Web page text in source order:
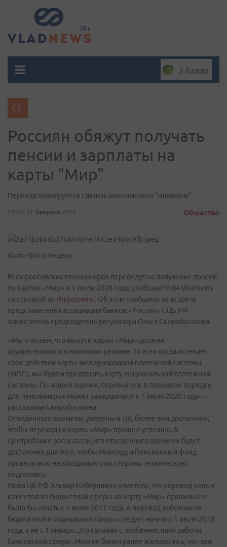
3 балла
Россиян обяжут получать
пенсии и зарплаты на
карты "Мир"
Переход планируется сделать максимально "плавным"
21:04, 12 февраля 2017 Общество
Фото: Фото: Яндекс
Всех российских пенсионеров переведут на получение понсий
по картам «Мир» к 1 июля 2020 года, сообщает РИА VladNews
со ссылкой на Информинг. Об этом сообщила на встрече
представителей ассоциации банков «Россия» с ЦБ РФ
заместитель председателя регулятора Ольга Скоробогатова.
«Мы считаем, что выпуск карты «Мир» должен
осуществляться в плановом режиме. То есть когда истекает
срок действия карты международной платежной системы
(МПС), мы будем предлагать карту Национальной платежной
системы. По нашей оценке, перевыпуск в плановом порядке
для пенсионеров может завершиться к 1 июля 2020 года», -
рассказала Скоробогатова.
Отведенного времени, уверены в ЦБ, более чем достаточно,
чтобы переход на карты «Мир» прошел успешно. В
Центробанке рассказали, что отведенного времени будет
достаточно для того, чтобы Минтруд и Пенсионный фонд
провели всю необходимую с их стороны техническую
подготовку.
Глава ЦБ РФ Эльвир Набиуллина отметила, что перевод новых
клиентов из бюджетной сферы на карту «Мир» правильнее
было бы начать с 1 июля 2017 года. А перевод работников
бюджетной и социальной сферы следует начать с 1 июля 2018
года, а не с 1 января. Это связано с особенностями работы
банковской сферы. Многие банки ранее жаловались, что при